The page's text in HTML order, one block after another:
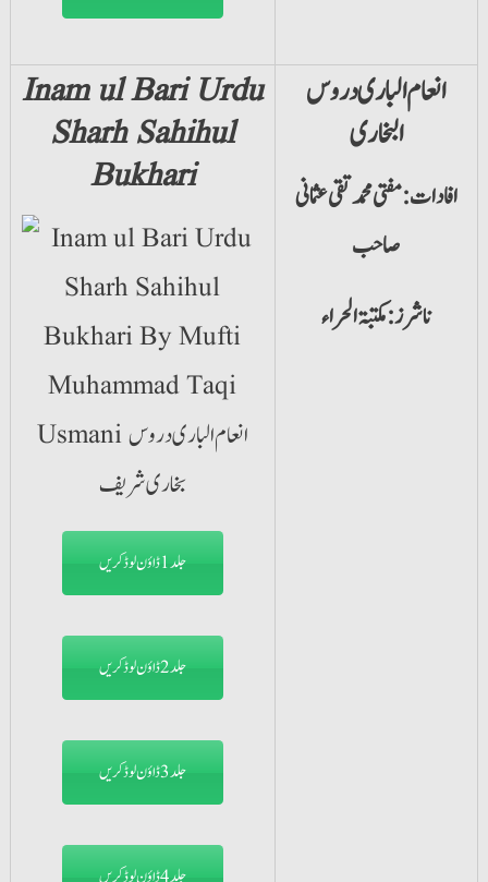
Inam ul Bari Urdu
Sharh Sahihul
Bukhari
جلد1 ڈاؤن لوڈ کریں
جلد2 ڈاؤن لوڈ کریں
جلد3 ڈاؤن لوڈ کریں
جلد4 ڈاؤن لوڈ کریں
انعام الباری دروس
البخاری
افادات: مفتی محمد تقی عثمانی
صاحب
ناشرز: مکتبۃ الحراء